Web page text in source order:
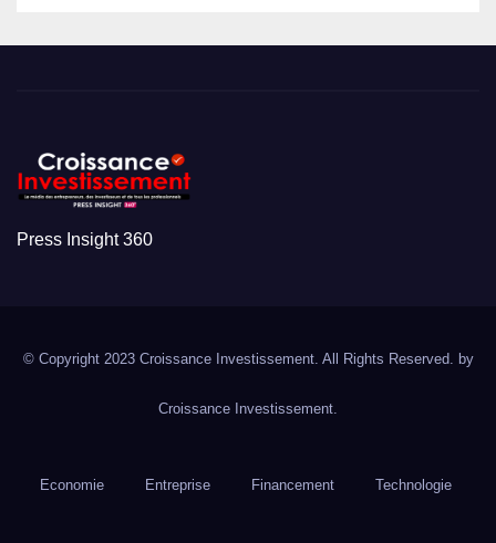
Press Insight 360
© Copyright 2023 Croissance Investissement. All Rights Reserved. by
Croissance Investissement.
Economie Entreprise Financement Technologie